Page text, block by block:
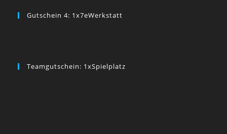
Gutschein 4: 1x7eWerkstatt
Teamgutschein: 1xSpielplatz